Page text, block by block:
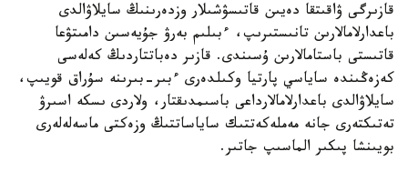
قازىرگى ۋاقىتقا دەيىن قاتىسۋشىلار وزدەرىنىڭ سايلاۋالدى
باعدارلامالارىن تانىستىرىپ، ءبىلىم بەرۋ جۇيەسىن دامىتۋعا
قاتىستى باستامالارىن ۇسىندى. قازىر دەباتتاردىڭ كەلەسى
كەزەڭىندە ساياسي پارتيا وكىلدەرى ءبىر-بىرىنە سۇراق قويىپ،
سايلاۋالدى باعدارلامالارداعى باسىمدىقتار، ولاردى ىسكە اسىرۋ
تەتىكتەرى جانە مەملەكەتتىك ساياساتتىڭ وزەكتى ماسەلەلەرى
بويىنشا پىكىر الماسىپ جاتىر.